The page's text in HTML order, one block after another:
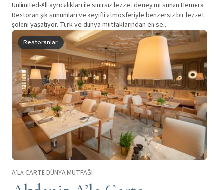
Unlimited-All ayrıcalıkları ile sınırsız lezzet deneyimi sunan Hemera
Restoran şık sunumları ve keyifli atmosferiyle benzersiz bir lezzet
şöleni yaşatıyor. Türk ve dünya mutfaklarından en se...
Restoranlar
A’LA CARTE DÜNYA MUTFAĞI